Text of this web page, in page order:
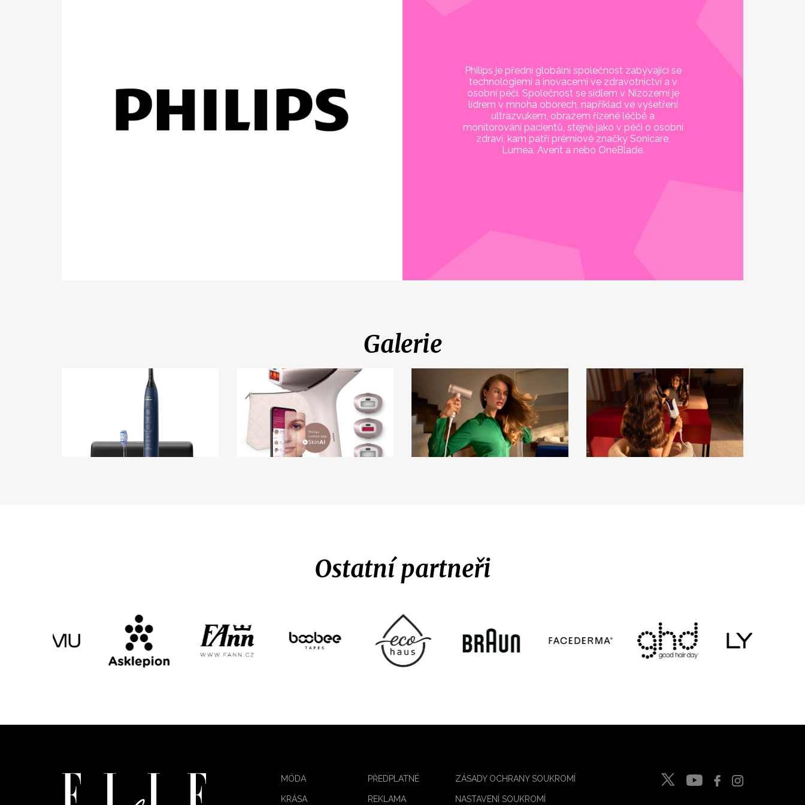
Philips je přední globální společnost zabývající se
technologiemi a inovacemi ve zdravotnictví a v
osobní péči. Společnost se sídlem v Nizozemí je
lídrem v mnoha oborech, například ve vyšetření
ultrazvukem, obrazem řízené léčbě a
monitorování pacientů, stejně jako v péči o osobní
zdraví, kam patří prémiové značky Sonicare,
Lumea, Avent a nebo OneBlade.
Galerie
Ostatní partneři
MÓDA
KRÁSA
PŘEDPLATNÉ
REKLAMA
ZÁSADY OCHRANY SOUKROMÍ
NASTAVENÍ SOUKROMÍ